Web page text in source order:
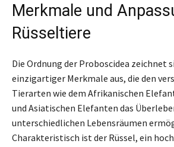
Merkmale und
Rüsseltiere
Die Ordnung der Proboscidea zeichnet
einzigartiger Merkmale aus, die den
Tierarten wie dem Afrikanischen
und Asiatischen Elefanten das
unterschiedlichen Lebensräumen
Charakteristisch ist der Rüssel, ein